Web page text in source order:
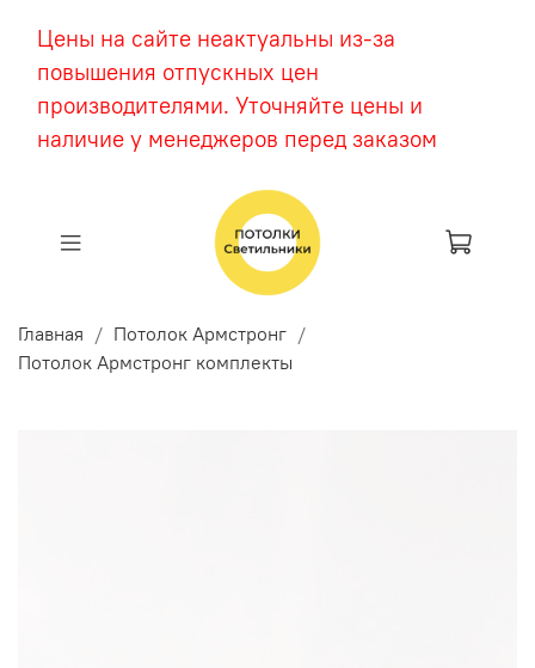
Цены на сайте неактуальны из-за
повышения отпускных цен
производителями. Уточняйте цены и
наличие у менеджеров перед заказом
Главная
Потолок Армстронг
Потолок Армстронг комплекты